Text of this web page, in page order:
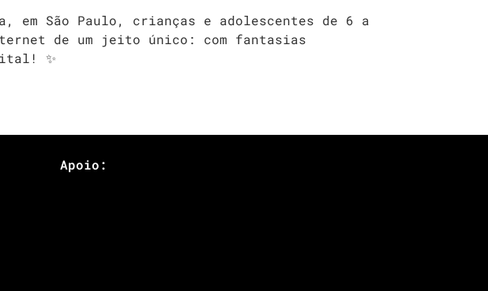
em São Paulo, crianças e adolescentes de 6 a
de um jeito único: com fantasias
✨
Apoio: